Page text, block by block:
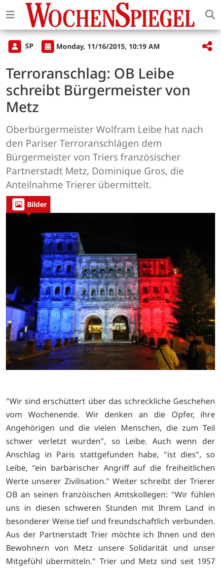
SP Monday, 11/16/2015, 10:19 AM
Terroranschlag: OB Leibe
schreibt Bürgermeister von
Metz
Oberbürgermeister Wolfram Leibe hat nach
den Pariser Terroranschlägen dem
Bürgermeister von Triers französischer
Partnerstadt Metz, Dominique Gros, die
Anteilnahme Trierer übermittelt.
Bilder
"Wir sind erschüttert über das schreckliche Geschehen
vom Wochenende. Wir denken an die Opfer, ihre
Angehörigen und die vielen Menschen, die zum Teil
schwer verletzt wurden", so Leibe. Auch wenn der
Anschlag in Paris stattgefunden habe, "ist dies", so
Leibe, "ein barbarischer Angriff auf die freiheitlichen
Werte unserer Zivilisation." Weiter schreibt der Trierer
OB an seinen franzöischen Amtskollegen: "Wir fühlen
uns in diesen schweren Stunden mit Ihrem Land in
besonderer Weise tief und freundschaftlich verbunden.
Aus der Partnerstadt Trier möchte ich Ihnen und den
Bewohnern von Metz unsere Solidarität und unser
Mitgefühl übermitteln." Trier und Metz sind seit 1957